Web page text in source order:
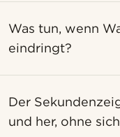
Was tun, wenn
eindringt?
Der
und her, ohne